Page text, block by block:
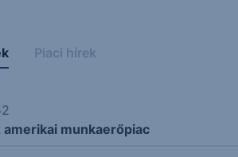
Piaci hírek
amerikai munkaerőpiac